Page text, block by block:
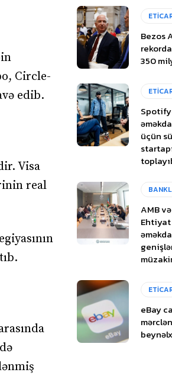
Circle-
edib.
Visa
real
Bezos
350
üçün
AMB
Ehtiyat
eBay